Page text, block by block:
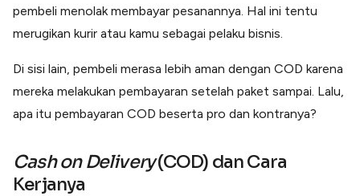
Lainnya
Open API
Software Akuntansi
Pencatatan Laporan Keuangan Gratis
Integrasi Accurate
Integrasi Paper dengan Accurate
pembeli menolak membayar pesanannya. Hal ini tentu
merugikan kurir atau kamu sebagai pelaku bisnis.
Di sisi lain, pembeli merasa lebih aman dengan COD karena
mereka melakukan pembayaran setelah paket sampai. Lalu,
apa itu pembayaran COD beserta pro dan kontranya?
Cash on Delivery(COD) dan Cara
Kerjanya